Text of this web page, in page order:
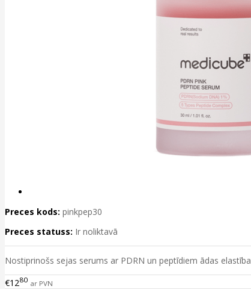
Preces kods: pinkpep30
Preces statuss: Ir noliktavā
Nostiprinošs sejas serums ar PDRN un peptīdiem ādas
€1280 ar PVN